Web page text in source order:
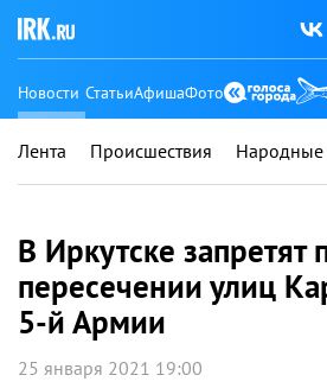
Новости СтатьиАфишаФото
Лента Происшествия Народные
В Иркутске запретят
пересечении улиц
5-й Армии
25 января 2021 19:00